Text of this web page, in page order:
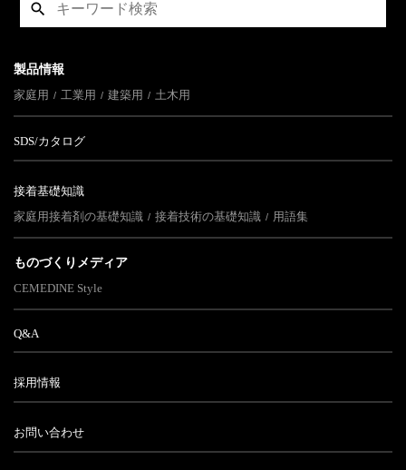
製品情報
家庭用
工業用 建築用 土木用
SDS/カタログ
接着基礎知識
家庭用接着剤の基礎知識
接着技術の基礎知識 用語集
ものづくりメディア
CEMEDINE Style
Q&A
採用情報
お問い合わせ